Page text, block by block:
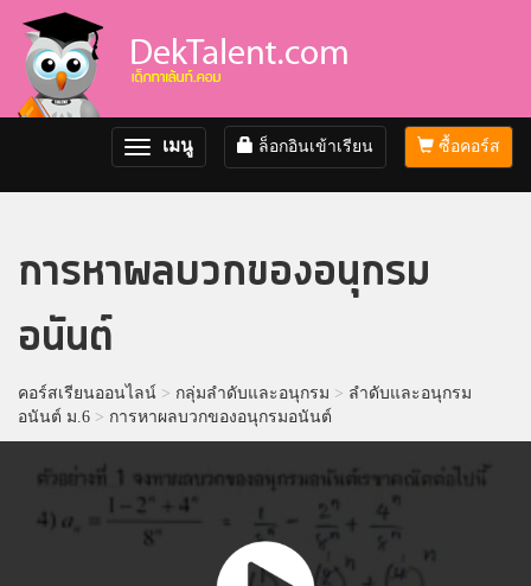
ซื้อคอร์ส
ล็อกอินเข้าเรียน
Toggle
navigation
เมนู
การหาผลบวกของอนุกรม
อนันต์
คอร์สเรียนออนไลน์ > กลุ่มลำดับและอนุกรม > ลำดับและอนุกรม
อนันต์ ม.6 > การหาผลบวกของอนุกรมอนันต์